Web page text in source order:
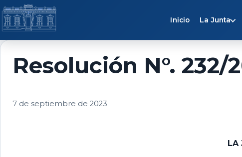
Saltar al contenido
Inicio La Junta
Resolución N°. 232/
7 de septiembre de 2023
LA